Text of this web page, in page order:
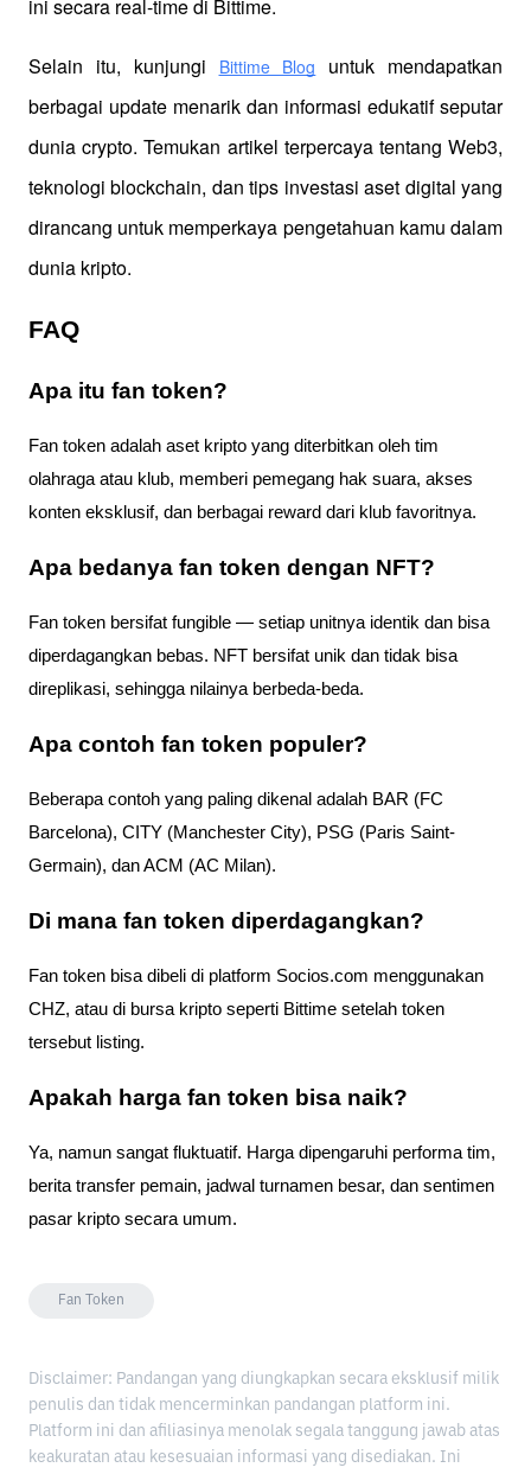
ini secara real-time di Bittime.
Selain itu, kunjungi Bittime Blog
untuk mendapatkan
berbagai update menarik dan informasi edukatif seputar
dunia crypto. Temukan artikel terpercaya tentang Web3,
teknologi blockchain, dan tips investasi aset digital yang
dirancang untuk memperkaya pengetahuan kamu dalam
dunia kripto.
FAQ
Apa itu fan token?
Fan token adalah aset kripto yang diterbitkan oleh tim
olahraga atau klub, memberi pemegang hak suara, akses
konten eksklusif, dan berbagai reward dari klub favoritnya.
Apa bedanya fan token dengan NFT?
Fan token bersifat fungible — setiap unitnya identik dan bisa
diperdagangkan bebas. NFT bersifat unik dan tidak bisa
direplikasi, sehingga nilainya berbeda-beda.
Apa contoh fan token populer?
Beberapa contoh yang paling dikenal adalah BAR (FC
Barcelona), CITY (Manchester City), PSG (Paris Saint-
Germain), dan ACM (AC Milan).
Di mana fan token diperdagangkan?
Fan token bisa dibeli di platform Socios.com menggunakan
CHZ, atau di bursa kripto seperti Bittime setelah token
tersebut listing.
Apakah harga fan token bisa naik?
Ya, namun sangat fluktuatif. Harga dipengaruhi performa tim,
berita transfer pemain, jadwal turnamen besar, dan sentimen
pasar kripto secara umum.
Fan Token
Disclaimer: Pandangan yang diungkapkan secara eksklusif milik
penulis dan tidak mencerminkan pandangan platform ini.
Platform ini dan afiliasinya menolak segala tanggung jawab atas
keakuratan atau kesesuaian informasi yang disediakan. Ini